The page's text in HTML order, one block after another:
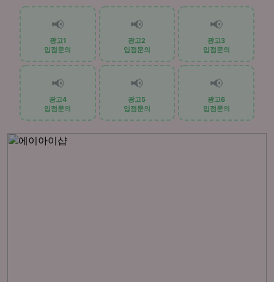
📢
광고1
입점문의
📢
광고2
입점문의
📢
광고3
입점문의
📢
광고4
입점문의
📢
광고5
입점문의
📢
광고6
입점문의